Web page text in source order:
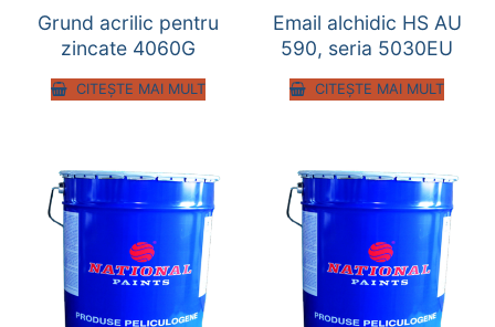
Grund acrilic pentru
zincate 4060G
CITEȘTE MAI MULT
Email alchidic HS AU
590, seria 5030EU
CITEȘTE MAI MULT